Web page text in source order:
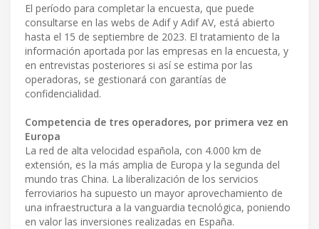
El período para completar la encuesta, que puede
consultarse en las webs de Adif y Adif AV, está abierto
hasta el 15 de septiembre de 2023. El tratamiento de la
información aportada por las empresas en la encuesta, y
en entrevistas posteriores si así se estima por las
operadoras, se gestionará con garantías de
confidencialidad.
Competencia de tres operadores, por primera vez en
Europa
La red de alta velocidad española, con 4.000 km de
extensión, es la más amplia de Europa y la segunda del
mundo tras China. La liberalización de los servicios
ferroviarios ha supuesto un mayor aprovechamiento de
una infraestructura a la vanguardia tecnológica, poniendo
en valor las inversiones realizadas en España.